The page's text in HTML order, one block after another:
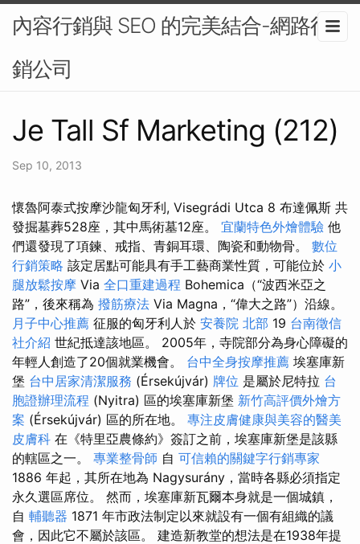
內容行銷與 SEO 的完美結合-網路行
銷公司
Je Tall Sf Marketing (212)
Sep 10, 2013
懷魯阿泰式按摩沙龍匈牙利, Visegrádi Utca 8 布達佩斯 共
發掘墓葬528座，其中馬術墓12座。 宜蘭特色外燴體驗 他
們還發現了項鍊、戒指、青銅耳環、陶瓷和動物骨。 數位
行銷策略 該定居點可能具有手工藝商業性質，可能位於 小
腿放鬆按摩 Via 全口重建過程 Bohemica（“波西米亞之
路”，後來稱為 撥筋療法 Via Magna，“偉大之路”）沿線。
月子中心推薦 征服的匈牙利人於 安養院 北部 19 台南徵信
社介紹 世紀抵達該地區。 2005年，寺院部分為身心障礙的
年輕人創造了20個就業機會。 台中全身按摩推薦 埃塞庫新
堡 台中居家清潔服務 (Érsekújvár) 牌位 是屬於尼特拉 台
胞證辦理流程 (Nyitra) 區的埃塞庫新堡 新竹高評價外燴方
案 (Érsekújvár) 區的所在地。 專注皮膚健康與美容的醫美
皮膚科 在《特里亞農條約》簽訂之前，埃塞庫新堡是該縣
的轄區之一。 專業整骨師 自 可信賴的關鍵字行銷專家
1886 年起，其所在地為 Nagysurány，當時各縣必須指定
永久選區席位。 然而，埃塞庫新瓦爾本身就是一個城鎮，
自 輔聽器 1871 年市政法制定以來就設有一個有組織的議
會，因此它不屬於該區。 建造新教堂的想法是在1938年提